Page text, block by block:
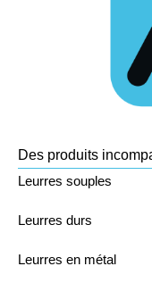
Des produits
Leurres souples
Leurres durs
Leurres en métal